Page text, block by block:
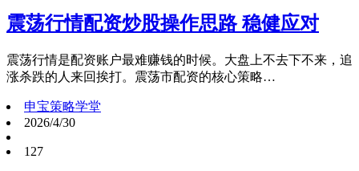
震荡行情配资炒股操作思路 稳健应对
震荡行情是配资账户最难赚钱的时候。大盘上不去下不来，追
涨杀跌的人来回挨打。震荡市配资的核心策略…
申宝策略学堂
2026/4/30
127